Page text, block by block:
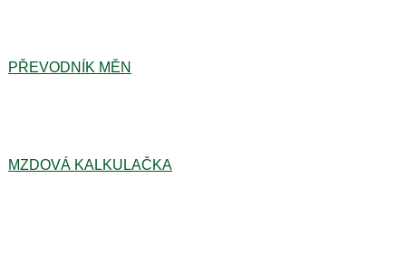
PŘEVODNÍK MĚN
MZDOVÁ KALKULAČKA